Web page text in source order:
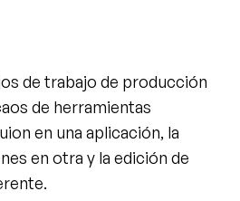
de trabajo de producción
de herramientas
en una aplicación, la
en otra y la edición de